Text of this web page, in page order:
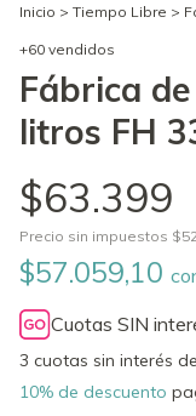
Inicio > Tiempo Libre >
+60 vendidos
Fábrica
litros FH
$63.399
Precio sin impuestos
$57.059,10
Cuotas SIN
3 cuotas sin interés de
10% de descuento